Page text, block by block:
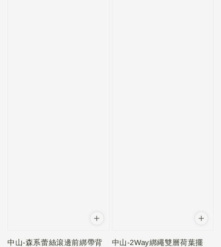
中山-森系蕾絲滾邊前綁帶背
中山-2Way綁繩雙層荷葉擺